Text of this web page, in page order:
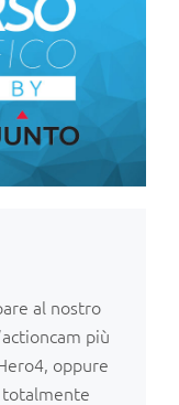
al nostro
più
oppure